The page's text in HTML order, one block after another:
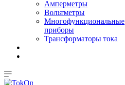
Амперметры
Вольтметры
Многофункциональные
приборы
Трансформаторы тока